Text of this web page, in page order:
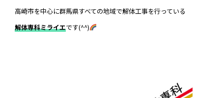
高崎市を中心に群馬県すべての地域で解体工事を行っている
解体専科ミライエです(^^)